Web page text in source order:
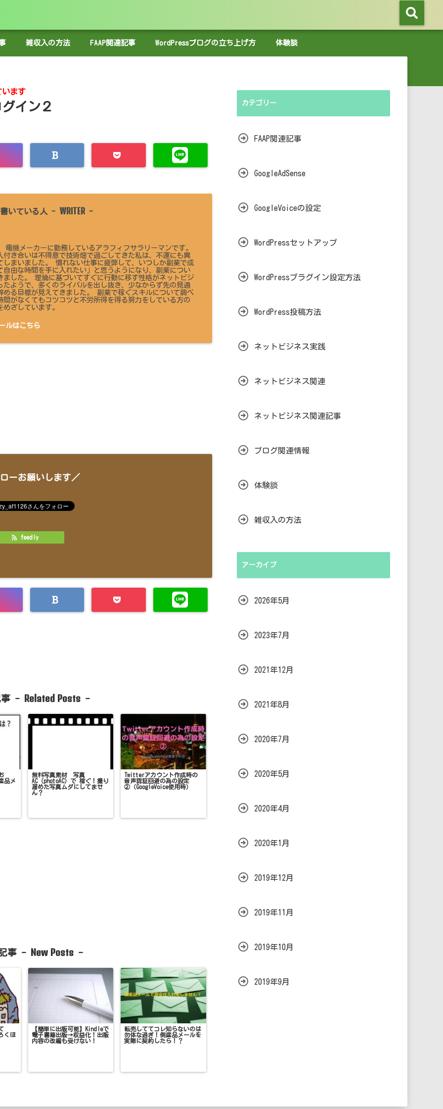
雑収入の方法 FAAP関連記事 WordPressブログの立ち上げ方 体験談
ます
イン２
いている人 - WRITER -
機メーカーに勤務しているアラフィフサラリーマンです。
付き合いは不得意で技術畑で過ごしてきた私は、不運にも異
しまいました。 慣れない仕事に疲弊して、いつしか副業で成
自由な時間を手に入れたい」と思うようになり、副業につい
ました。 理論に基づいてすぐに行動に移す性格がネットビジ
たようで、多くのライバルを出し抜き、少なからず先の見通
める目標が見えてきました。 副業で稼ぐスキルについて調べ
間がなくてもコツコツと不労所得を得る努力をしている方の
ざしています。
ルはこちら
ーお願いします／
feedly
- Related Posts-
品メ
無料写真素材 写真
AC（photoAC）で 稼ぐ！撮り
溜めた写真ムダにしてませ
ん？
Twitterアカウント作成時の
音声認証回避の為の設定
②（GoogleVoice使用時）
事 - New Posts -
くほ
【簡単に出版可能】Kindleで
電子書籍出版→収益化！出版
内容の改編も受けない！
転売しててコレ知らないのは
勿体な過ぎ！倒産品メールを
実際に契約したら！？
カテゴリー
FAAP関連記事
GoogleAdSense
GoogleVoiceの設定
WordPressセットアップ
WordPressプラグイン設定方法
WordPress投稿方法
ネットビジネス実践
ネットビジネス関連
ネットビジネス関連記事
ブログ関連情報
体験談
雑収入の方法
アーカイブ
2026年5月
2023年7月
2021年12月
2021年8月
2020年7月
2020年5月
2020年4月
2020年1月
2019年12月
2019年11月
2019年10月
2019年9月